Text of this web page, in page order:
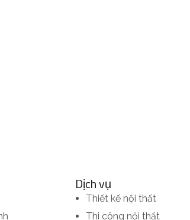
Dịch vụ
Thiết kế nội thất
Thi công nội thất